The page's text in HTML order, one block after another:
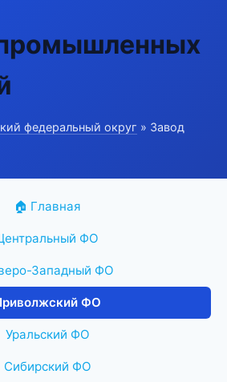
федеральный округ » Завод
🏠 Главная
ФО
Западный ФО
ФО
Уральский ФО
Сибирский ФО